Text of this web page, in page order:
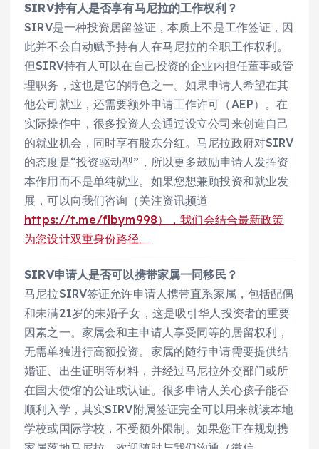
SIRV持有人是否享有马尼拉的工作权利？
SIRV是一种投资居留签证，本质上不是工作签证，因
此并不会自动赋予持有人在马尼拉的全职工作权利。
但SIRV持有人可以在自己投资的企业内担任董事或管
理职务，这也是它的特色之一。如果申请人希望在其
他公司就业，还需要额外申请工作许可（AEP）。在
实际操作中，很多投资人会通过设立公司来创造自己
的就业机会，同时享有股东分红。马尼拉政府对SIRV
的态度是“投资驱动型”，所以更多鼓励申请人发挥资
本作用而不是单纯就业。如果您想兼顾投资和就业发
展，可以向我们咨询（关注资讯频道
https://t.me/flbym998），我们会结合最新政策
为您设计双重身份路径。
SIRV申请人是否可以携带家属一同移民？
马尼拉SIRV签证允许申请人携带直系家属，包括配偶
和未满21岁的未婚子女，这是吸引华人投资者的重要
因素之一。家属会和主申请人享受同等的居留权利，
无需单独进行高额投资。家属的随行申请需要提供结
婚证、出生证明等材料，并经过马尼拉外交部门或所
在国大使馆的公证或认证。很多申请人关心孩子能否
顺利入学，其实SIRV附属签证完全可以用来就读本地
学校或国际学校，不受额外限制。如果您正在规划携